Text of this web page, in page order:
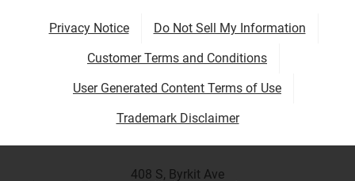
Privacy Notice
Do Not Sell My Information
Customer Terms and Conditions
User Generated Content Terms of Use
Trademark Disclaimer
408 S, Byrkit Ave